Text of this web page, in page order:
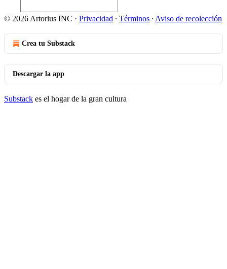
© 2026 Artorius INC · Privacidad ∙ Términos ∙ Aviso de recolección
Crea tu Substack
Descargar la app
Substack es el hogar de la gran cultura